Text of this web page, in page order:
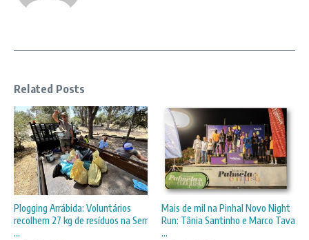
Related Posts
Plogging Arrábida: Voluntários
recolhem 27 kg de resíduos na Serr
...
Mais de mil na Pinhal Novo Night
Run: Tânia Santinho e Marco Tava
...